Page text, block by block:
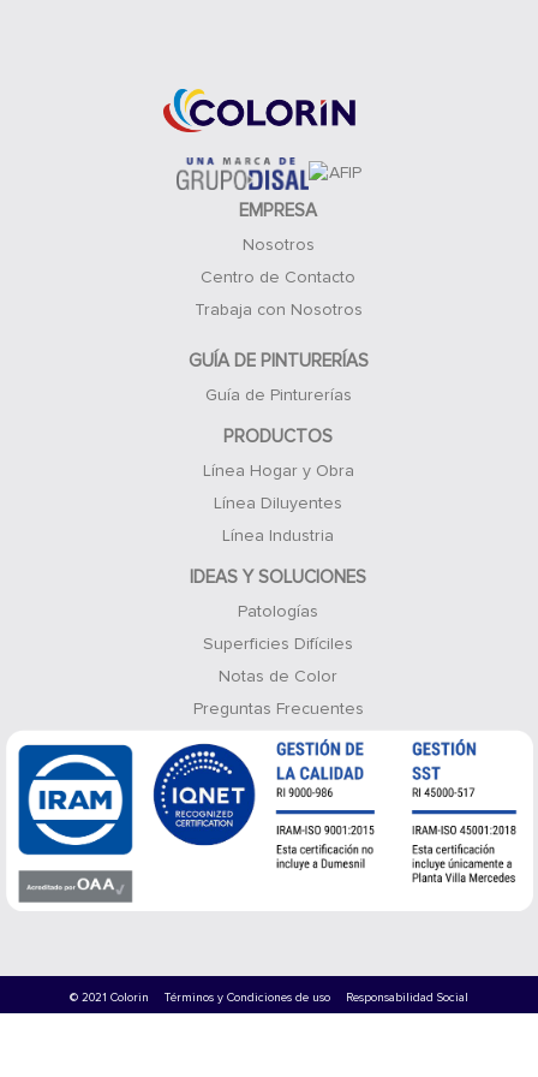
EMPRESA
Nosotros
Centro de Contacto
Trabaja con Nosotros
GUÍA DE PINTURERÍAS
Guía de Pinturerías
PRODUCTOS
Línea Hogar y Obra
Línea Diluyentes
Línea Industria
IDEAS Y SOLUCIONES
Patologías
Superficies Difíciles
Notas de Color
Preguntas Frecuentes
© 2021 Colorin Términos y Condiciones de uso Responsabilidad Social